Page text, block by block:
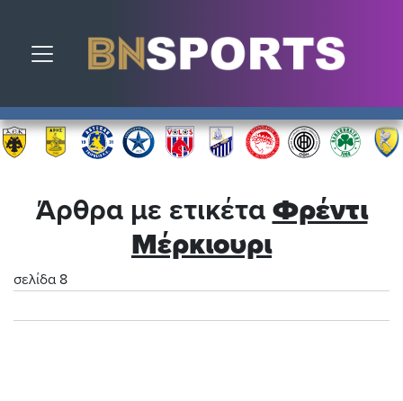
Toggle navigation
Άρθρα με ετικέτα Φρέντι
Μέρκιουρι
σελίδα 8